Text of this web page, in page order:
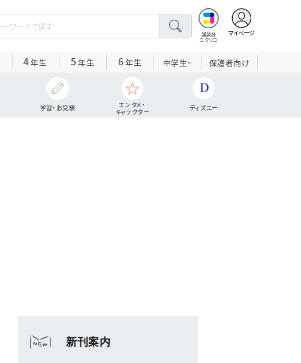
講談社
コクリコ
マイページ
4年生 5 年生 6 年生 中学生~ 保護者向け
学習・お受験
エンタメ・
キャラクター
ディズニー
新刊案内